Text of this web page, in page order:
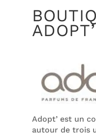
ADOPT’
Adopt’ est un
autour de trois